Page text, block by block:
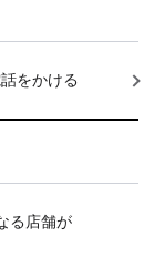
をかける
る店舗が